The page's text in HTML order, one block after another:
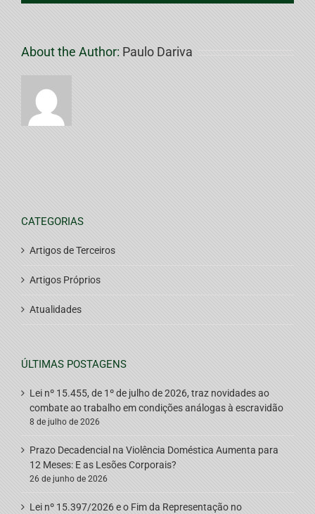
About the Author: Paulo Dariva
CATEGORIAS
Artigos de Terceiros
Artigos Próprios
Atualidades
ÚLTIMAS POSTAGENS
Lei nº 15.455, de 1º de julho de 2026, traz novidades ao
combate ao trabalho em condições análogas à escravidão
8 de julho de 2026
Prazo Decadencial na Violência Doméstica Aumenta para
12 Meses: E as Lesões Corporais?
26 de junho de 2026
Lei nº 15.397/2026 e o Fim da Representação no